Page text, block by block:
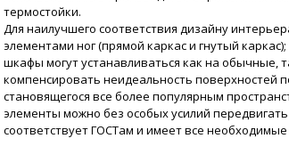
термостойки.
Для наилучшего соответствия дизайну
элементами ног (прямой каркас и гнутый
шкафы могут устанавливаться как на обычные,
компенсировать неидеальность поверхностей
становящегося все более популярным
элементы можно без особых усилий
соответствует ГОСТам и имеет все